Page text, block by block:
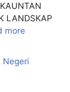
LANDSKAP
more
Negeri